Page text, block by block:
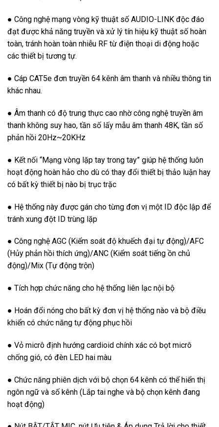
● Công nghệ mạng vòng kỹ thuật số AUDIO-LINK độc đáo
đạt được khả năng truyền và xử lý tín hiệu kỹ thuật số hoàn
toàn, tránh hoàn toàn nhiễu RF từ điện thoại di động hoặc
các thiết bị tương tự.
● Cáp CAT5e đơn truyền 64 kênh âm thanh và nhiều thông tin
khác nhau.
● Âm thanh có độ trung thực cao nhờ công nghệ truyền âm
thanh không suy hao, tần số lấy mẫu âm thanh 48K, tần số
phản hồi 20Hz~20KHz
● Kết nối “Mạng vòng lặp tay trong tay” giúp hệ thống luôn
hoạt động hoàn hảo cho dù có thay đổi thiết bị thảo luận hay
có bất kỳ thiết bị nào bị trục trặc
● Hệ thống này được gán cho từng đơn vị một ID độc lập để
tránh xung đột ID trùng lặp
● Công nghệ AGC (Kiểm soát độ khuếch đại tự động)/AFC
(Hủy phản hồi thích ứng)/ANC (Kiểm soát tiếng ồn chủ
động)/Mix (Tự động trộn)
● Tích hợp chức năng cho hệ thống liên lạc nội bộ
● Hoán đổi nóng cho bất kỳ đơn vị hệ thống nào và bộ điều
khiển có chức năng tự động phục hồi
● Vỏ micrô định hướng cardioid chính xác có bọt micrô
chống gió, có đèn LED hai màu
● Chức năng phiên dịch với bộ chọn 64 kênh có thể hiển thị
ngôn ngữ và số kênh (Lắp tai nghe và bộ chọn kênh đang
hoạt động)